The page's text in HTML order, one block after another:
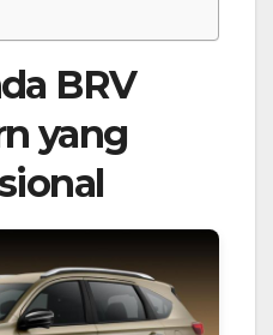
BRV
yang